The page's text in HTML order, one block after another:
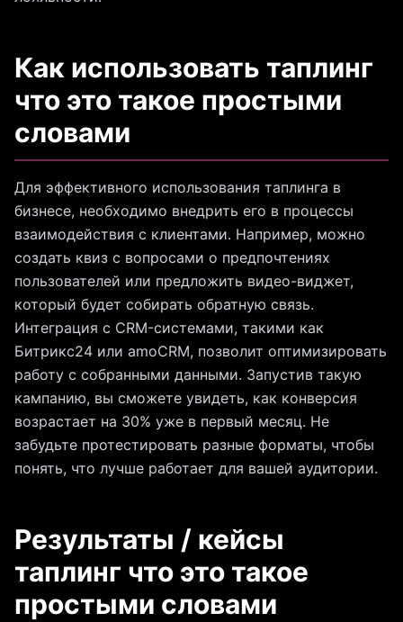
Как использовать таплинг
что это такое простыми
словами
Для эффективного использования таплинга в
бизнесе, необходимо внедрить его в процессы
взаимодействия с клиентами. Например, можно
создать квиз с вопросами о предпочтениях
пользователей или предложить видео-виджет,
который будет собирать обратную связь.
Интеграция с CRM-системами, такими как
Битрикс24 или amoCRM, позволит оптимизировать
работу с собранными данными. Запустив такую
кампанию, вы сможете увидеть, как конверсия
возрастает на 30% уже в первый месяц. Не
забудьте протестировать разные форматы, чтобы
понять, что лучше работает для вашей аудитории.
Результаты / кейсы
таплинг что это такое
простыми словами